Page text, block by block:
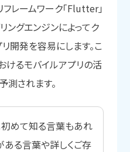
レームワーク「Flutter」
ングエンジンによってク
開発を容易にします。こ
けるモバイルアプリの活
測されます。
初めて知る言葉もあれ
ある言葉や詳しくご存